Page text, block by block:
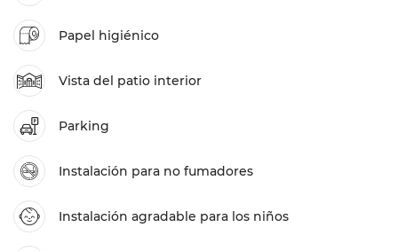
Papel higiénico
Vista del patio interior
Parking
Instalación para no fumadores
Instalación agradable para los niños